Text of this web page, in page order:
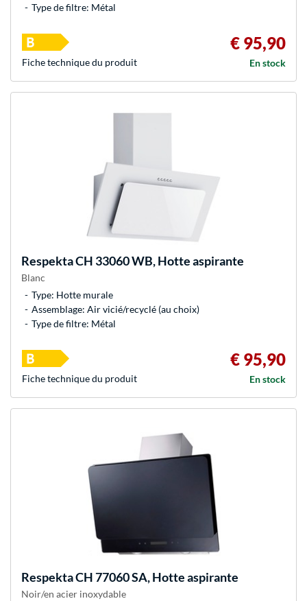
Type de filtre: Métal
€ 95,90
En stock
Fiche technique du produit
RespektaCH 33060 WB, Hotte aspirante
Blanc
Type: Hotte murale
Assemblage: Air vicié/recyclé (au choix)
Type de filtre: Métal
€ 95,90
En stock
Fiche technique du produit
RespektaCH 77060 SA, Hotte aspirante
Noir/en acier inoxydable